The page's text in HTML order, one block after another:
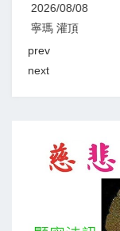
2026/08/08
寧瑪 灌頂
prev
next